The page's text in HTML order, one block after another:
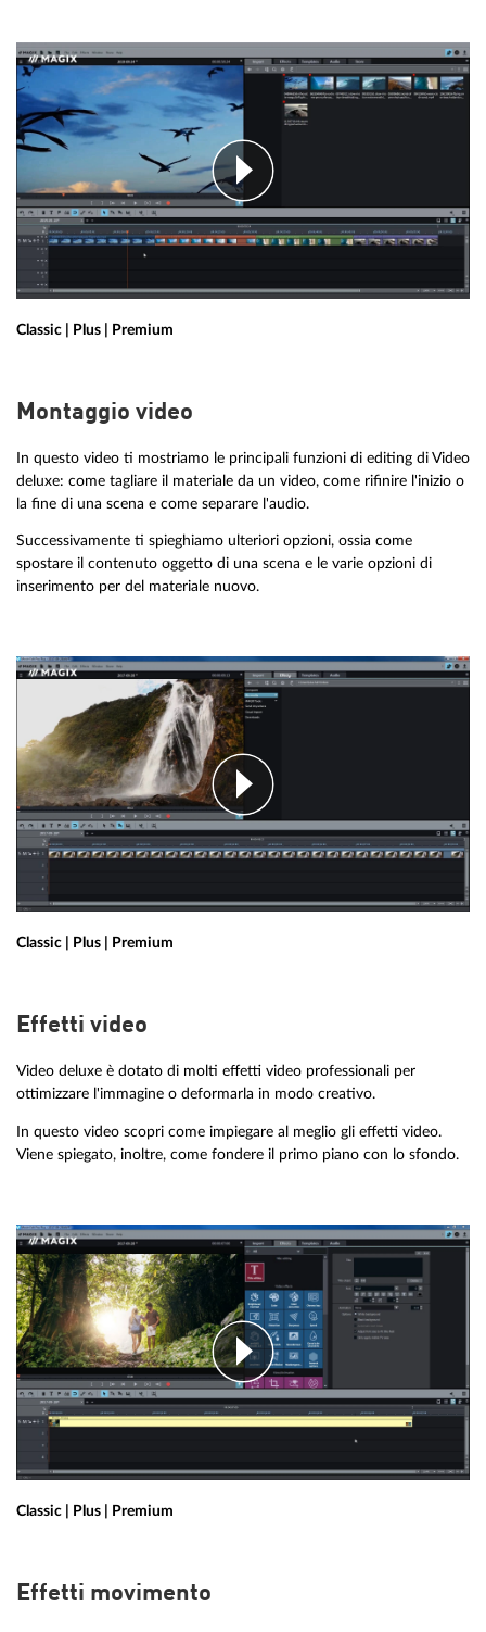
Classic | Plus | Premium
Montaggio video
In questo video ti mostriamo le principali funzioni di editing di Video
deluxe: come tagliare il materiale da un video, come rifinire l'inizio o
la fine di una scena e come separare l'audio.
Successivamente ti spieghiamo ulteriori opzioni, ossia come
spostare il contenuto oggetto di una scena e le varie opzioni di
inserimento per del materiale nuovo.
Classic | Plus | Premium
Effetti video
Video deluxe è dotato di molti effetti video professionali per
ottimizzare l'immagine o deformarla in modo creativo.
In questo video scopri come impiegare al meglio gli effetti video.
Viene spiegato, inoltre, come fondere il primo piano con lo sfondo.
Classic | Plus | Premium
Effetti movimento